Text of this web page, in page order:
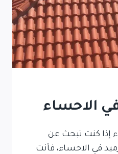
الاحساء
إذا كنت تبحث عن
في الاحساء، فأنت